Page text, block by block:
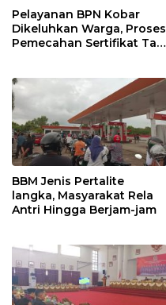
Pelayanan BPN Kobar
Dikeluhkan Warga, Proses
Pemecahan Sertifikat Tak
BBM Jenis Pertalite
langka, Masyarakat Rela
Antri Hingga Berjam-jam